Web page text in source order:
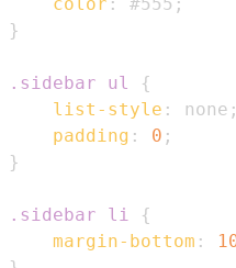
}
.sidebar ul
{
list-style : none ;
padding : 0 ;
}
.sidebar li
{
margin-bottom :